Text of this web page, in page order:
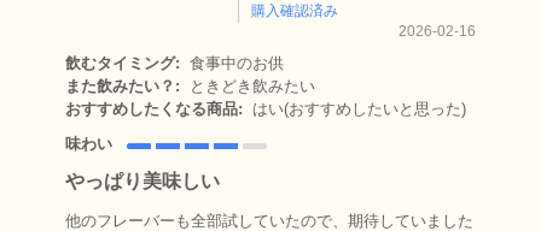
購入確認済み
2026-02-16
飲むタイミング: 食事中のお供
また飲みたい？:
ときどき飲みたい
おすすめしたくなる商品:
はい(おすすめしたいと思った)
味わい
やっぱり美味しい
他のフレーバーも全部試していたので、期待していました